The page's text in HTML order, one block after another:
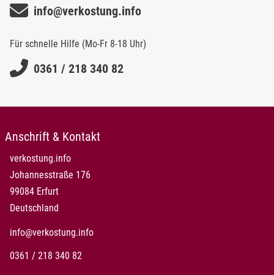
info@verkostung.info
Für schnelle Hilfe (Mo-Fr 8-18 Uhr)
0361 / 218 340 82
Anschrift & Kontakt
verkostung.info
Johannesstraße 176
99084 Erfurt
Deutschland
info@verkostung.info
0361 / 218 340 82